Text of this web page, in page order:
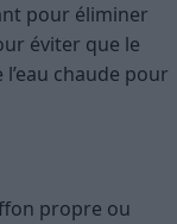
pour éliminer
éviter que le
chaude pour
propre ou